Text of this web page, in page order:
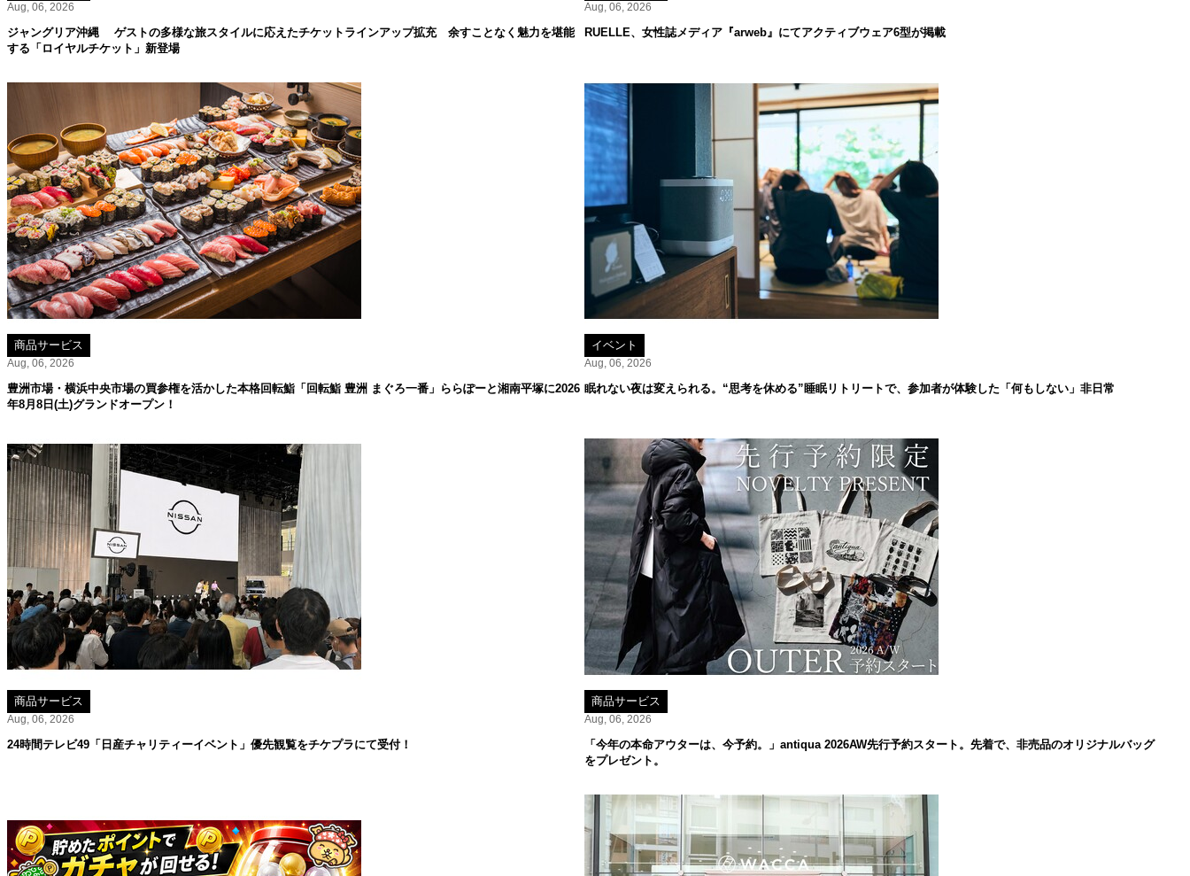
Aug, 06, 2026
ジャングリア沖縄 ゲストの多様な旅スタイルに応えたチケットラインアップ拡充 余すことなく魅力を堪能
する「ロイヤルチケット」新登場
Aug, 06, 2026
RUELLE、女性誌メディア『arweb』にてアクティブウェア6型が掲載
商品サービス
Aug, 06, 2026
豊洲市場・横浜中央市場の買参権を活かした本格回転鮨「回転鮨 豊洲 まぐろ一番」ららぽーと湘南平塚に2026
年8月8日(土)グランドオープン！
イベント
Aug, 06, 2026
眠れない夜は変えられる。“思考を休める”睡眠リトリートで、参加者が体験した「何もしない」非日常
商品サービス
Aug, 06, 2026
24時間テレビ49「日産チャリティーイベント」優先観覧をチケプラにて受付！
商品サービス
Aug, 06, 2026
「今年の本命アウターは、今予約。」antiqua 2026AW先行予約スタート。先着で、非売品のオリジナルバッグ
をプレゼント。